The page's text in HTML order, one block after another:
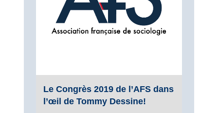
Le Congrès 2019 de l’AFS dans
l’œil de Tommy Dessine!